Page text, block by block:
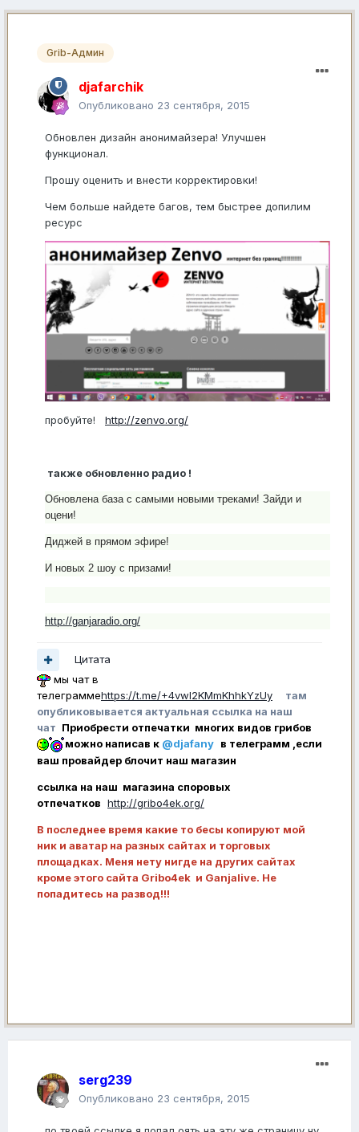
Grib-Админ
djafarchik
Опубликовано 23 сентября, 2015
Обновлен дизайн анонимайзера! Улучшен
функционал.
Прошу оценить и внести корректировки!
Чем больше найдете багов, тем быстрее допилим
ресурс
пробуйте! http://zenvo.org/
также обновленно радио !
Обновлена база с самыми новыми треками! Зайди и
оцени!
Диджей в прямом эфире!
И новых 2 шоу с призами!
http://ganjaradio.org/
Цитата
мы чат в
телеграммеhttps://t.me/+4vwl2KMmKhhkYzUy
там
опубликовывается актуальная ссылка на наш
чат Приобрести отпечатки многих видов грибов
можно написав к @djafany в телеграмм ,если
ваш провайдер блочит наш магазин
ссылка на наш магазина споровых
отпечатков http://gribo4ek.org/
В последнее время какие то бесы копируют мой
ник и аватар на разных сайтах и торговых
площадках. Меня нету нигде на других сайтах
кроме этого сайта Gribo4ek и Ganjalive. Не
попадитесь на развод!!!
serg239
Опубликовано 23 сентября, 2015